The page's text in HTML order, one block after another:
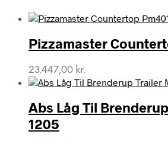
Pizzamaster
23.447,00 kr.
Abs Låg Til
1205